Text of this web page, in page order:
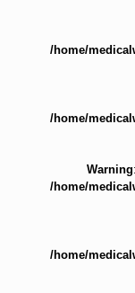
/home/
/home/
Warning
/home/
/home/